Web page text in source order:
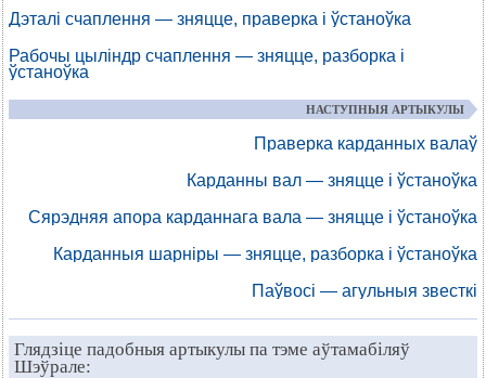
Дэталі счаплення — зняцце, праверка і ўстаноўка
Рабочы цыліндр счаплення — зняцце, разборка і
ўстаноўка
НАСТУПНЫЯ АРТЫКУЛЫ
Праверка карданных валаў
Карданны вал — зняцце і ўстаноўка
Сярэдняя апора карданнага вала — зняцце і ўстаноўка
Карданныя шарніры — зняцце, разборка і ўстаноўка
Паўвосі — агульныя звесткі
Глядзіце падобныя артыкулы па тэме аўтамабіляў
Шэўрале: